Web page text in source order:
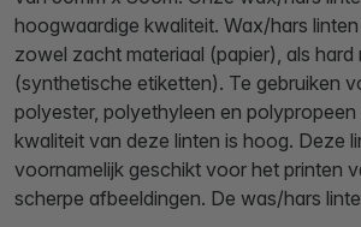
hoogwaardige kwaliteit. Wax/hars
zowel zacht materiaal (papier), als hard
(synthetische etiketten). Te gebruiken
polyester, polyethyleen en polypropeen
kwaliteit van deze linten is hoog. Deze
voornamelijk geschikt voor het printen
scherpe afbeeldingen. De was/hars